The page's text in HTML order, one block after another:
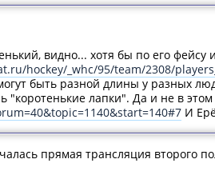
видно... хотя бы по его фейсу
hockey/_whc/95/team/2308/
быть разной длины у разных
"коротенькие лапки". Да и не в
И
прямая трансляция второго